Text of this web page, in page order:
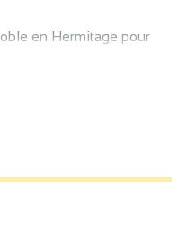
en Hermitage pour